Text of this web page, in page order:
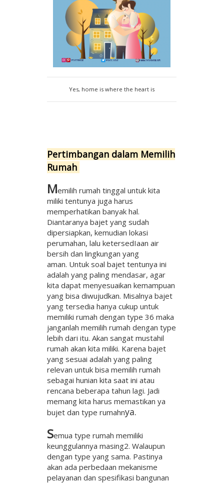
Yes, home is where the heart is
Pertimbangan dalam Memilih
Rumah
Memilih rumah tinggal untuk kita
miliki tentunya juga harus
memperhatikan banyak hal.
Diantaranya bajet yang sudah
dipersiapkan, kemudian lokasi
perumahan, lalu ketersedIaan air
bersih dan lingkungan yang
aman. Untuk soal bajet tentunya ini
adalah yang paling mendasar, agar
kita dapat menyesuaikan kemampuan
yang bisa diwujudkan. Misalnya bajet
yang tersedia hanya cukup untuk
memiliki rumah dengan type 36 maka
janganlah memilih rumah dengan type
lebih dari itu. Akan sangat mustahil
rumah akan kita miliki. Karena bajet
yang sesuai adalah yang paling
relevan untuk bisa memilih rumah
sebagai hunian kita saat ini atau
rencana beberapa tahun lagi. Jadi
memang kita harus memastikan ya
bujet dan type rumahnya.
Semua type rumah memiliki
keunggulannya masing2. Walaupun
dengan type yang sama. Pastinya
akan ada perbedaan mekanisme
pelayanan dan spesifikasi bangunan